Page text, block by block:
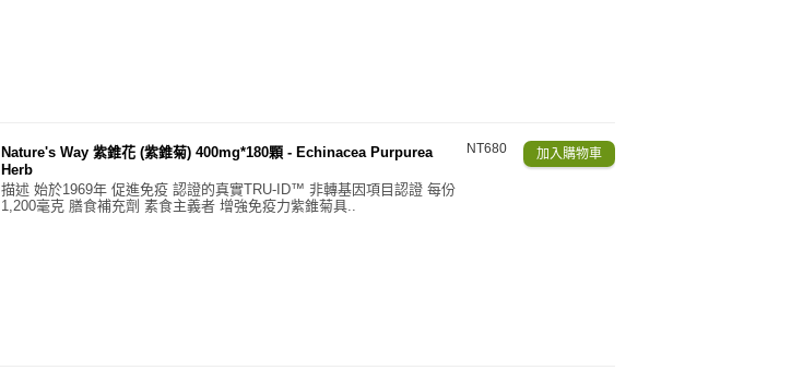
NT680
Nature's Way 紫錐花 (紫錐菊) 400mg*180顆 - Echinacea Purpurea
Herb
描述 始於1969年 促進免疫 認證的真實TRU-ID™ 非轉基因項目認證 每份
1,200毫克 膳食補充劑 素食主義者 增強免疫力紫錐菊具..